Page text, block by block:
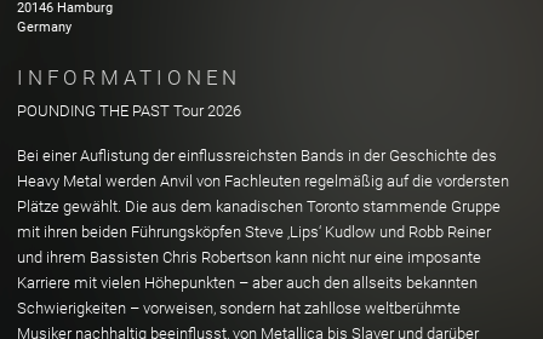
20146 Hamburg
Germany
INFORMATIONEN
POUNDING THE PAST Tour 2026
Bei einer Auflistung der einflussreichsten Bands in der Geschichte des
Heavy Metal werden Anvil von Fachleuten regelmäßig auf die vordersten
Plätze gewählt. Die aus dem kanadischen Toronto stammende Gruppe
mit ihren beiden Führungsköpfen Steve ‚Lips‘ Kudlow und Robb Reiner
und ihrem Bassisten Chris Robertson kann nicht nur eine imposante
Karriere mit vielen Höhepunkten – aber auch den allseits bekannten
Schwierigkeiten – vorweisen, sondern hat zahllose weltberühmte
Musiker nachhaltig beeinflusst, von Metallica bis Slayer und darüber